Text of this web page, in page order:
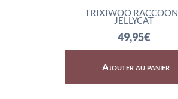
TRIXIWOO RACCOON -
JELLYCAT
49,95€
Ajouter au panier